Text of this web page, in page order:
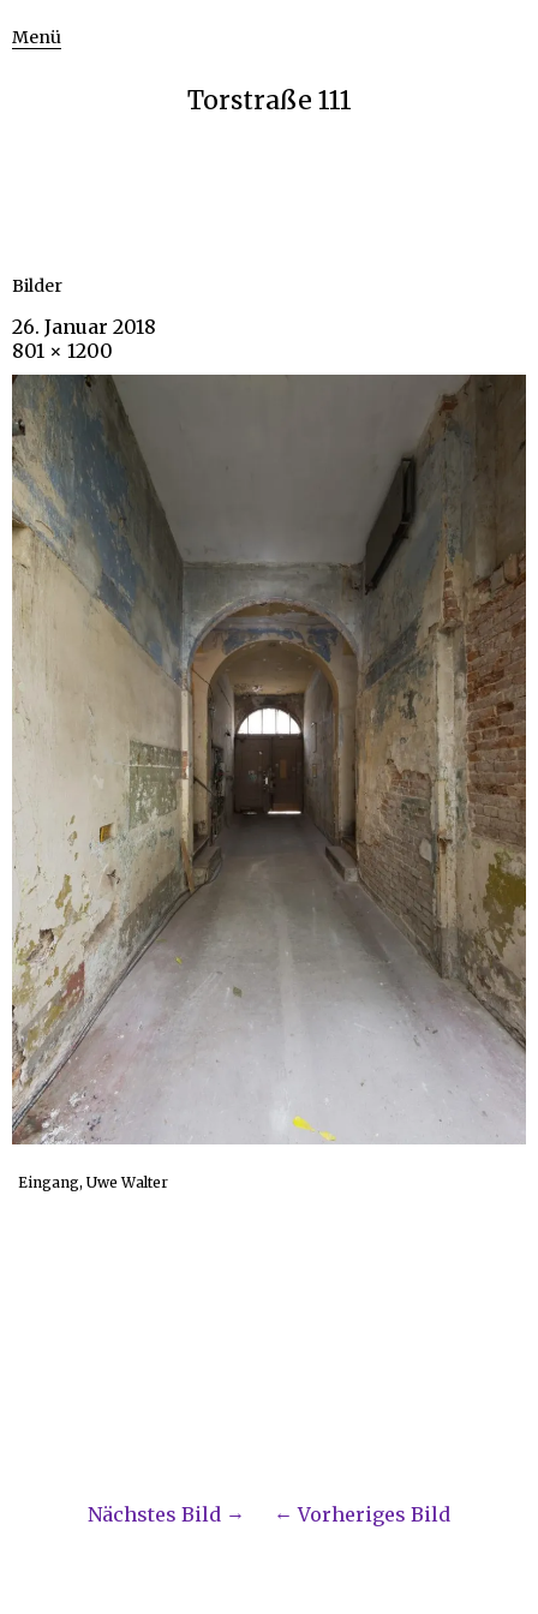
Menü
Torstraße 111
Bilder
26. Januar 2018
801 × 1200
Eingang, Uwe Walter
Nächstes Bild Vorheriges Bild